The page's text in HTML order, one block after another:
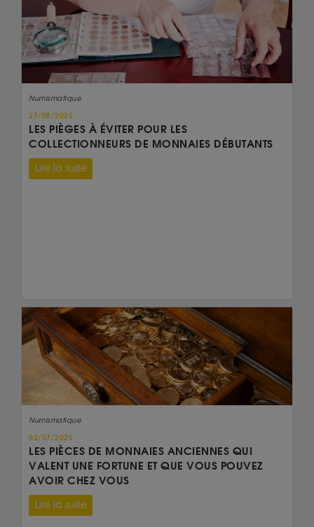
Numismatique
27/08/2025
LES PIÈGES À ÉVITER POUR LES
COLLECTIONNEURS DE MONNAIES DÉBUTANTS
Lire la suite
Numismatique
02/07/2025
LES PIÈCES DE MONNAIES ANCIENNES QUI
VALENT UNE FORTUNE ET QUE VOUS POUVEZ
AVOIR CHEZ VOUS
Lire la suite